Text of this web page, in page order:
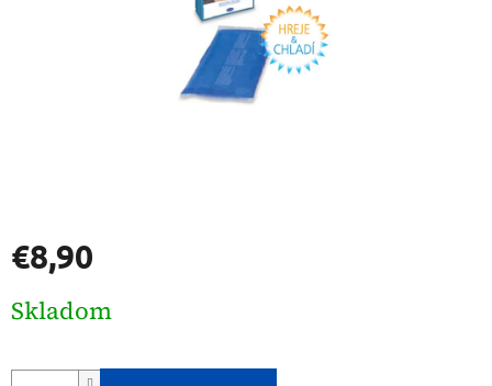
€8,90
cena:
Skladom